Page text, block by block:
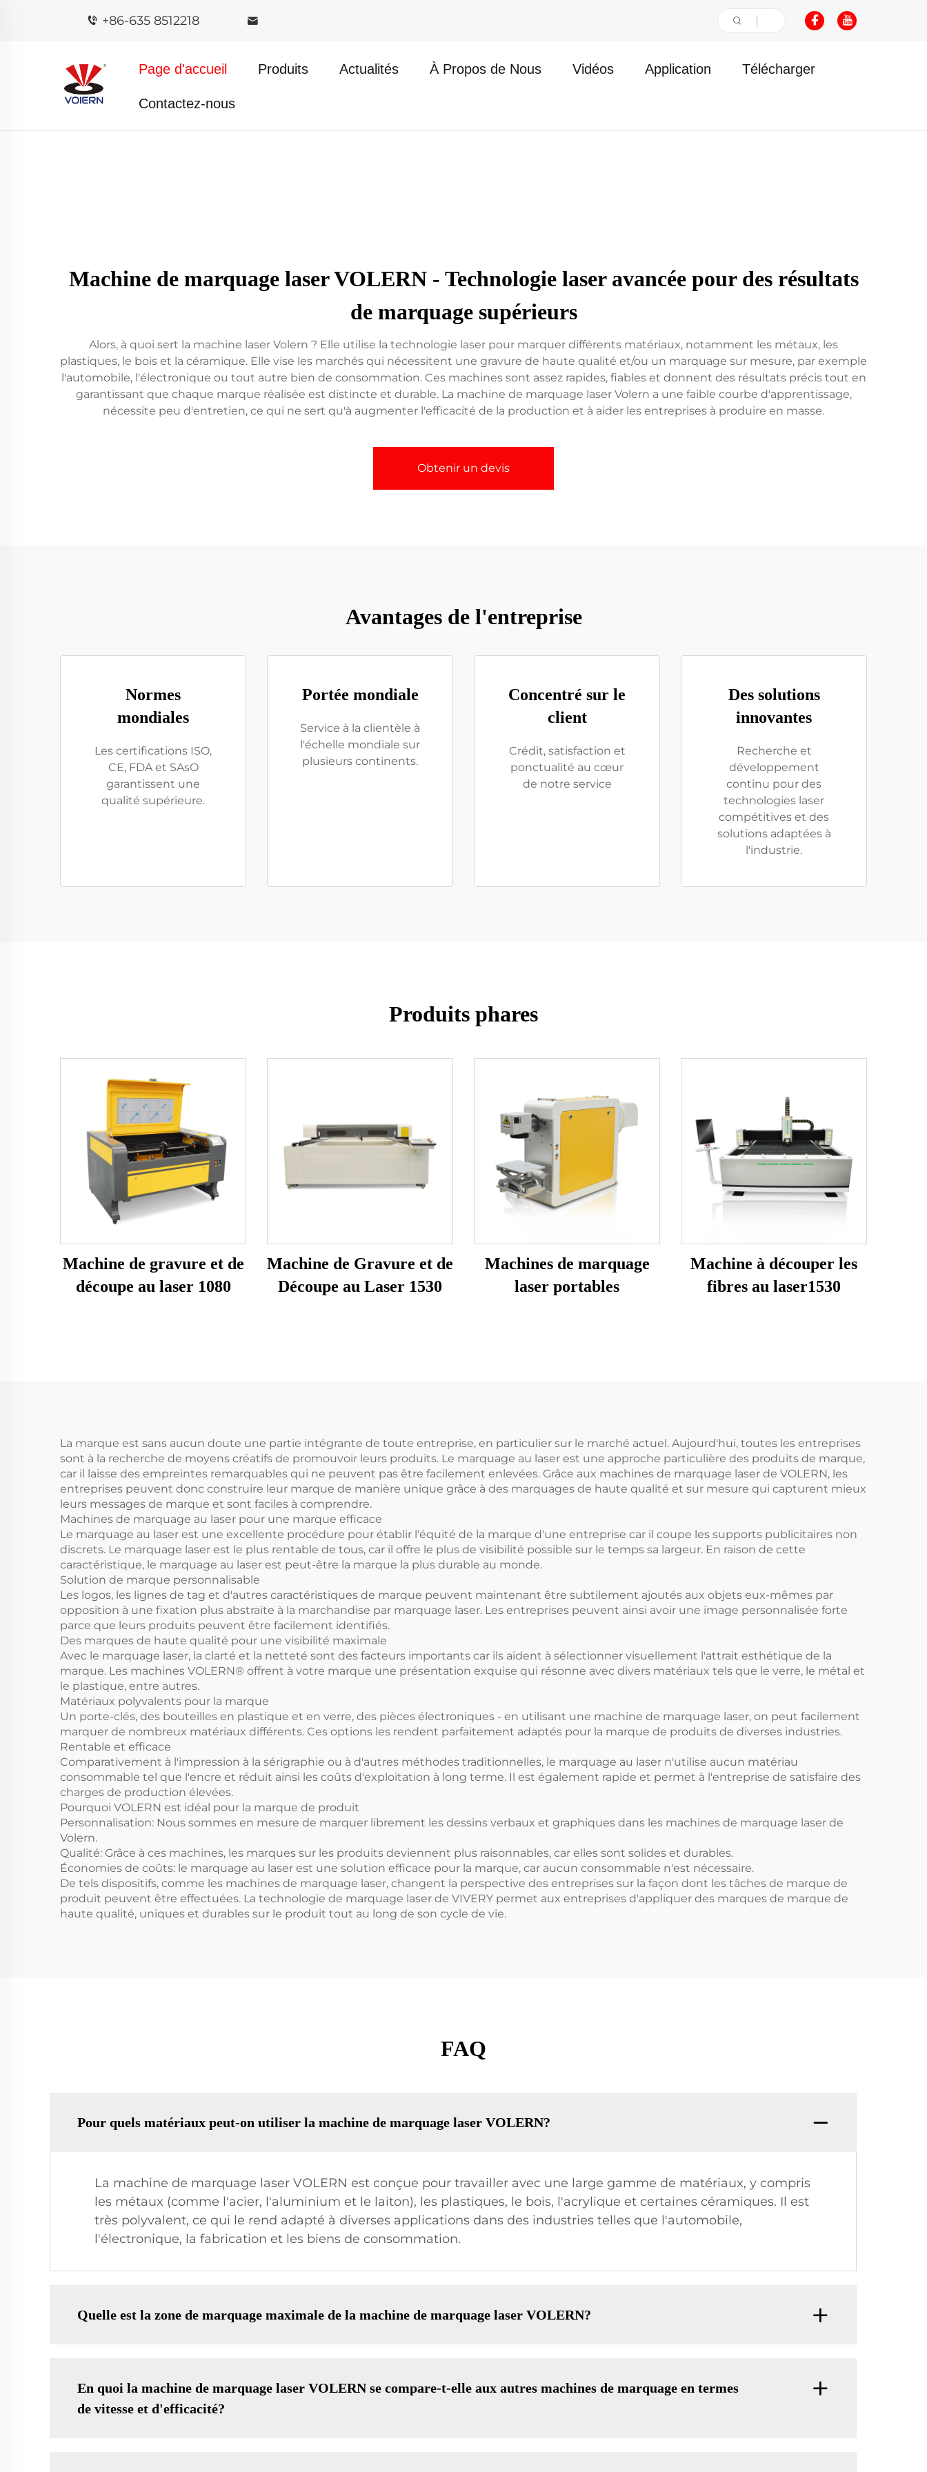
+86-635 8512218
Page d'accueil Produits Actualités À Propos de Nous Vidéos Application Télécharger
Contactez-nous
Machine de marquage laser VOLERN - Technologie laser avancée pour des résultats
de marquage supérieurs
Alors, à quoi sert la machine laser Volern ? Elle utilise la technologie laser pour marquer différents matériaux, notamment les métaux, les
plastiques, le bois et la céramique. Elle vise les marchés qui nécessitent une gravure de haute qualité et/ou un marquage sur mesure, par exemple
l'automobile, l'électronique ou tout autre bien de consommation. Ces machines sont assez rapides, fiables et donnent des résultats précis tout en
garantissant que chaque marque réalisée est distincte et durable. La machine de marquage laser Volern a une faible courbe d'apprentissage,
nécessite peu d'entretien, ce qui ne sert qu'à augmenter l'efficacité de la production et à aider les entreprises à produire en masse.
Obtenir un devis
Avantages de l'entreprise
Normes
mondiales
Les certifications ISO,
CE, FDA et SAsO
garantissent une
qualité supérieure.
Portée mondiale
Service à la clientèle à
l'échelle mondiale sur
plusieurs continents.
Concentré sur le
client
Crédit, satisfaction et
ponctualité au cœur
de notre service
Des solutions
innovantes
Recherche et
développement
continu pour des
technologies laser
compétitives et des
solutions adaptées à
l'industrie.
Produits phares
Machine de gravure et de
découpe au laser 1080
Machine de Gravure et de
Découpe au Laser 1530
Machines de marquage
laser portables
Machine à découper les
fibres au laser1530
La marque est sans aucun doute une partie intégrante de toute entreprise, en particulier sur le marché actuel. Aujourd'hui, toutes les entreprises
sont à la recherche de moyens créatifs de promouvoir leurs produits. Le marquage au laser est une approche particulière des produits de marque,
car il laisse des empreintes remarquables qui ne peuvent pas être facilement enlevées. Grâce aux machines de marquage laser de VOLERN, les
entreprises peuvent donc construire leur marque de manière unique grâce à des marquages de haute qualité et sur mesure qui capturent mieux
leurs messages de marque et sont faciles à comprendre.
Machines de marquage au laser pour une marque efficace
Le marquage au laser est une excellente procédure pour établir l'équité de la marque d'une entreprise car il coupe les supports publicitaires non
discrets. Le marquage laser est le plus rentable de tous, car il offre le plus de visibilité possible sur le temps sa largeur. En raison de cette
caractéristique, le marquage au laser est peut-être la marque la plus durable au monde.
Solution de marque personnalisable
Les logos, les lignes de tag et d'autres caractéristiques de marque peuvent maintenant être subtilement ajoutés aux objets eux-mêmes par
opposition à une fixation plus abstraite à la marchandise par marquage laser. Les entreprises peuvent ainsi avoir une image personnalisée forte
parce que leurs produits peuvent être facilement identifiés.
Des marques de haute qualité pour une visibilité maximale
Avec le marquage laser, la clarté et la netteté sont des facteurs importants car ils aident à sélectionner visuellement l'attrait esthétique de la
marque. Les machines VOLERN® offrent à votre marque une présentation exquise qui résonne avec divers matériaux tels que le verre, le métal et
le plastique, entre autres.
Matériaux polyvalents pour la marque
Un porte-clés, des bouteilles en plastique et en verre, des pièces électroniques - en utilisant une machine de marquage laser, on peut facilement
marquer de nombreux matériaux différents. Ces options les rendent parfaitement adaptés pour la marque de produits de diverses industries.
Rentable et efficace
Comparativement à l'impression à la sérigraphie ou à d'autres méthodes traditionnelles, le marquage au laser n'utilise aucun matériau
consommable tel que l'encre et réduit ainsi les coûts d'exploitation à long terme. Il est également rapide et permet à l'entreprise de satisfaire des
charges de production élevées.
Pourquoi VOLERN est idéal pour la marque de produit
Personnalisation: Nous sommes en mesure de marquer librement les dessins verbaux et graphiques dans les machines de marquage laser de
Volern.
Qualité: Grâce à ces machines, les marques sur les produits deviennent plus raisonnables, car elles sont solides et durables.
Économies de coûts: le marquage au laser est une solution efficace pour la marque, car aucun consommable n'est nécessaire.
De tels dispositifs, comme les machines de marquage laser, changent la perspective des entreprises sur la façon dont les tâches de marque de
produit peuvent être effectuées. La technologie de marquage laser de VIVERY permet aux entreprises d'appliquer des marques de marque de
haute qualité, uniques et durables sur le produit tout au long de son cycle de vie.
FAQ
Pour quels matériaux peut-on utiliser la machine de marquage laser VOLERN?
La machine de marquage laser VOLERN est conçue pour travailler avec une large gamme de matériaux, y compris
les métaux (comme l'acier, l'aluminium et le laiton), les plastiques, le bois, l'acrylique et certaines céramiques. Il est
très polyvalent, ce qui le rend adapté à diverses applications dans des industries telles que l'automobile,
l'électronique, la fabrication et les biens de consommation.
Quelle est la zone de marquage maximale de la machine de marquage laser VOLERN?
En quoi la machine de marquage laser VOLERN se compare-t-elle aux autres machines de marquage en termes
de vitesse et d'efficacité?